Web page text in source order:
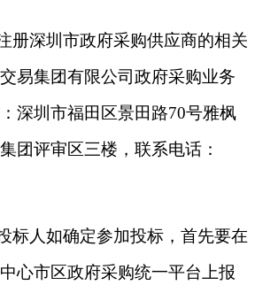
册深圳市政府采购供应商的相关
易集团有限公司政府采购业务
深圳市福田区景田路70号雅枫
团评审区三楼，联系电话：
标人如确定参加投标，首先要在
心市区政府采购统一平台上报